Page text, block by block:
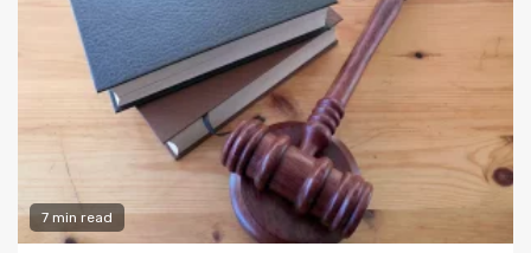
7 min read